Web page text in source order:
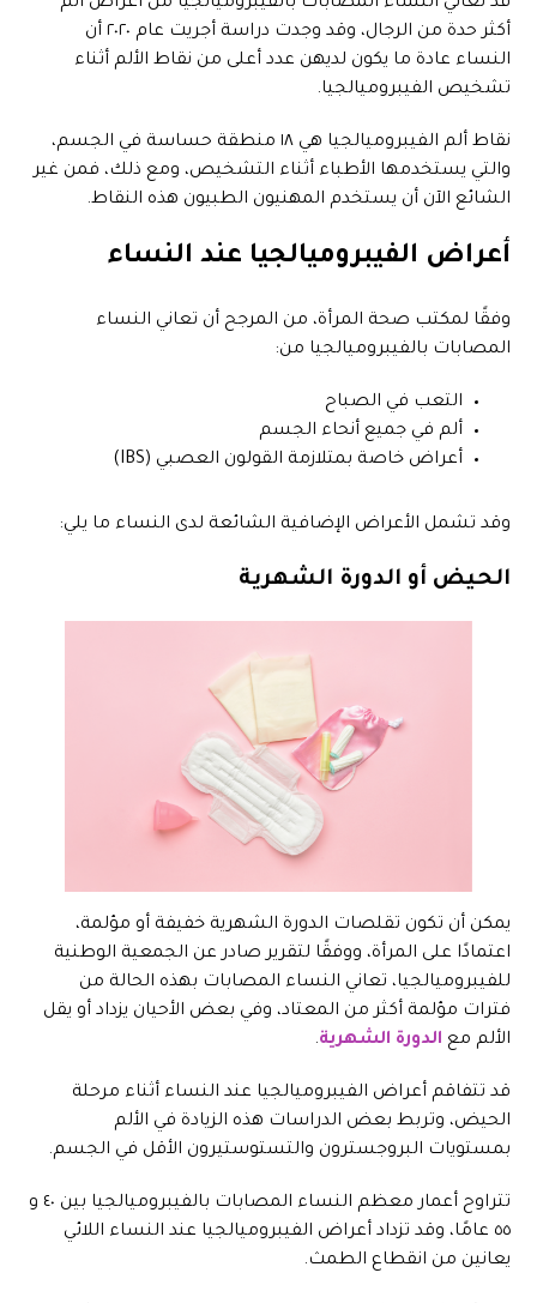
أكثر حدة من الرجال، وقد وجدت دراسة أجريت عام ٢٠٢٠ أن
النساء عادة ما يكون لديهن عدد أعلى من نقاط الألم أثناء
تشخيص الفيبروميالجيا.
نقاط ألم الفيبروميالجيا هي ١٨ منطقة حساسة في الجسم،
والتي يستخدمها الأطباء أثناء التشخيص، ومع ذلك، فمن غير
الشائع الآن أن يستخدم المهنيون الطبيون هذه النقاط.
أعراض الفيبروميالجيا عند النساء
وفقًا لمكتب صحة المرأة، من المرجح أن تعاني النساء
المصابات بالفيبروميالجيا من:
التعب في الصباح
ألم في جميع أنحاء الجسم
أعراض خاصة بمتلازمة القولون العصبي (IBS)
وقد تشمل الأعراض الإضافية الشائعة لدى النساء ما يلي:
الحيض أو الدورة الشهرية
يمكن أن تكون تقلصات الدورة الشهرية خفيفة أو مؤلمة،
اعتمادًا على المرأة، ووفقًا لتقرير صادر عن الجمعية الوطنية
للفيبروميالجيا، تعاني النساء المصابات بهذه الحالة من
فترات مؤلمة أكثر من المعتاد، وفي بعض الأحيان يزداد أو يقل
الألم مع الدورة الشهرية.
قد تتفاقم أعراض الفيبروميالجيا عند النساء أثناء مرحلة
الحيض، وتربط بعض الدراسات هذه الزيادة في الألم
بمستويات البروجسترون والتستوستيرون الأقل في الجسم.
تتراوح أعمار معظم النساء المصابات بالفيبروميالجيا بين ٤٠ و
٥٥ عامًا، وقد تزداد أعراض الفيبروميالجيا عند النساء اللائي
يعانين من انقطاع الطمث.